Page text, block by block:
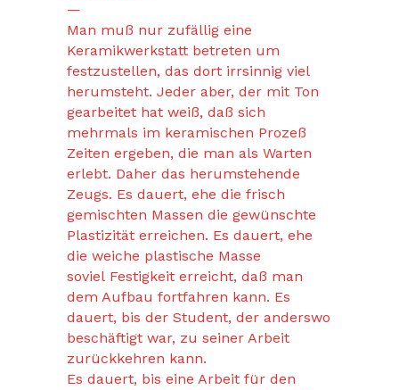
—
Man muß nur zufällig eine
Keramikwerkstatt betreten um
festzustellen, das dort irrsinnig viel
herumsteht. Jeder aber, der mit Ton
gearbeitet hat weiß, daß sich
mehrmals im keramischen Prozeß
Zeiten ergeben, die man als Warten
erlebt. Daher das herumstehende
Zeugs. Es dauert, ehe die frisch
gemischten Massen die gewünschte
Plastizität erreichen. Es dauert, ehe
die weiche plastische Masse
soviel Festigkeit erreicht, daß man
dem Aufbau fortfahren kann. Es
dauert, bis der Student, der anderswo
beschäftigt war, zu seiner Arbeit
zurückkehren kann.
Es dauert, bis eine Arbeit für den